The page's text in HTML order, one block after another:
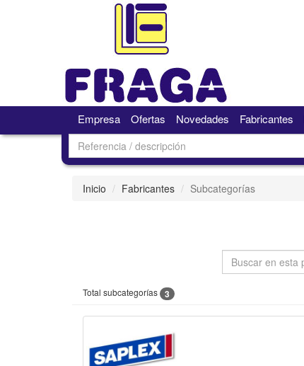
Empresa Ofertas Novedades Fabricantes
Inicio Fabricantes Subcategorías
Total subcategorías 3